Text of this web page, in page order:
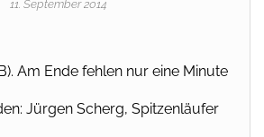
11. September 2014
Am Ende fehlen nur eine Minute
Jürgen Scherg, Spitzenläufer